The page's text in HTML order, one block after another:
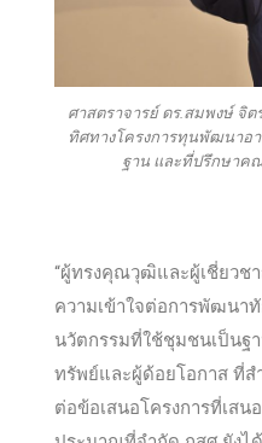
ศาสตราจารย์ ดร.สมพงษ์ จิ
ทิศทางโครงการทุนพัฒนาอ
ฐาน และที่ปรึกษาค
“ผู้ทรงคุณวุฒิและผู้เชี่ยวช
ความเข้าใจต่อการพัฒนา
นวัตกรรมที่ใช้ชุมชนเป็น
ทรัพย์และผู้ด้อยโอกาส ที่
ต่อข้อเสนอโครงการที่เสน